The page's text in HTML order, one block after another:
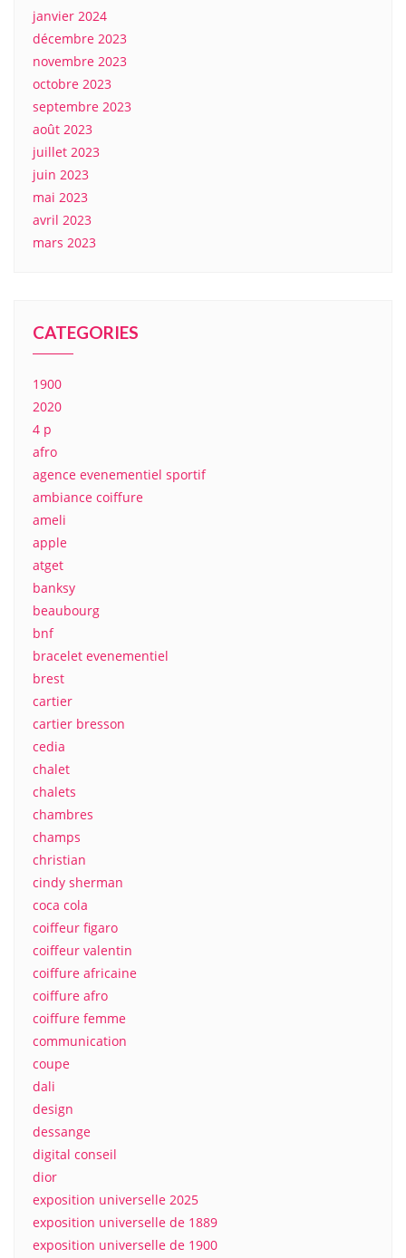
janvier 2024
décembre 2023
novembre 2023
octobre 2023
septembre 2023
août 2023
juillet 2023
juin 2023
mai 2023
avril 2023
mars 2023
CATEGORIES
1900
2020
4 p
afro
agence evenementiel sportif
ambiance coiffure
ameli
apple
atget
banksy
beaubourg
bnf
bracelet evenementiel
brest
cartier
cartier bresson
cedia
chalet
chalets
chambres
champs
christian
cindy sherman
coca cola
coiffeur figaro
coiffeur valentin
coiffure africaine
coiffure afro
coiffure femme
communication
coupe
dali
design
dessange
digital conseil
dior
exposition universelle 2025
exposition universelle de 1889
exposition universelle de 1900